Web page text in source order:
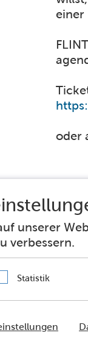
einer
oder
Erklärung
MAIN